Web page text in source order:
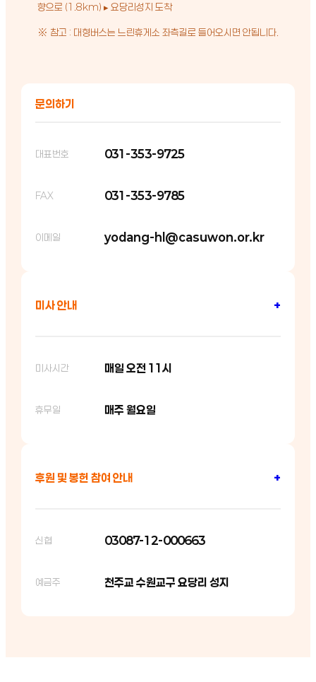
향으로 (1.8km) ▸ 요당리성지 도착
※ 참고 : 대형버스는 느린휴게소 좌측길로 들어오시면 안됩니다.
문의하기
대표번호 031-353-9725
FAX 031-353-9785
이메일 yodang-hl@casuwon.or.kr
미사 안내 +
미사시간 매일 오전 11시
휴무일 매주 월요일
후원 및 봉헌 참여 안내 +
신협 03087-12-000663
예금주 천주교 수원교구 요당리 성지